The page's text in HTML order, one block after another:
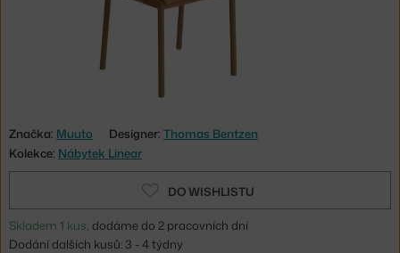
Značka: Muuto Designer: Thomas Bentzen
Kolekce: Nábytek Linear
DO WISHLISTU
Skladem 1 kus, dodáme do 2 pracovních dní
Dodání dalších kusů: 3 - 4 týdny